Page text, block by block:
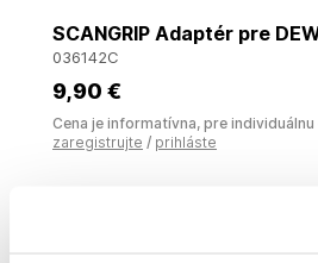
SCANGRIP Adaptér pre
036142C
9,90 €
Cena je informatívna, pre individuálnu
zaregistrujte / prihláste